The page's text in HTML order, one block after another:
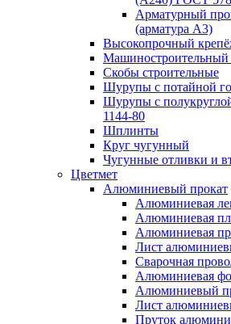
Арматурный
(арматура А3)
Высокопрочный
Машиностроительный
Скобы строительные
Шурупы с потайной
Шурупы с
1144-80
Шплинты
Круг чугунный
Чугунные отливки и
Цветмет
Алюминиевый прокат
Алюминиевая
Алюминиевая
Алюминиевая
Лист
Сварочная
Алюминиевая
Алюминиевый
Лист
Пруток